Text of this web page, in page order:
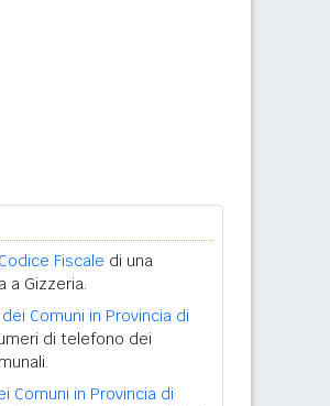
Fiscale di una
a Gizzeria.
Comuni in Provincia di
di telefono dei
Comuni in Provincia di